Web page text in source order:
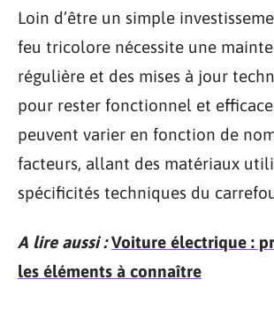
Loin d’être un simple
feu tricolore nécessite une
régulière et des mises à jour
pour rester fonctionnel et
peuvent varier en fonction de
facteurs, allant des matériaux
spécificités techniques du
A lire aussi : Voiture électrique :
les éléments à connaître